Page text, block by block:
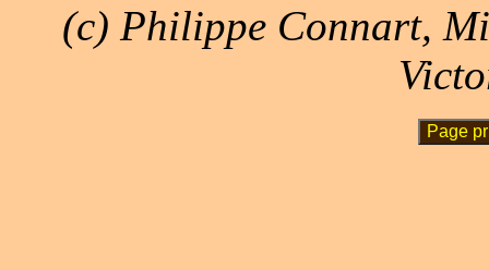
(c) Philippe Connart,